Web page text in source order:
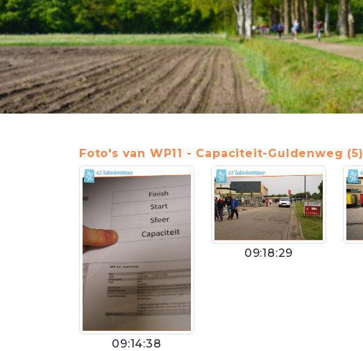
Foto's van WP11 - Capaciteit-Guldenweg (5)
09:14:38
09:18:29